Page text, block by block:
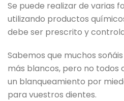
Se puede realizar de varias
utilizando productos
debe ser prescrito y
Sabemos que muchos
más blancos, pero no todos
un blanqueamiento por
para vuestros dientes.